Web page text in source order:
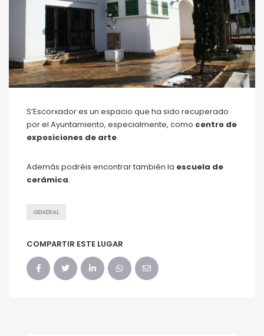
S’Escorxador es un espacio que ha sido recuperado
por el Ayuntamiento, especialmente, como centro de
exposiciones de arte.
Además podréis encontrar también la escuela de
cerámica.
GENERAL
COMPARTIR ESTE LUGAR